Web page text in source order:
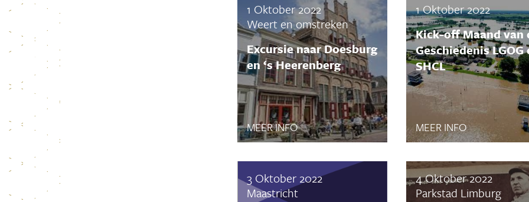
1 Oktober 2022
Weert en omstreken
Excursie naar Doesburg
en ‘s Heerenberg
MEER INFO
1 Oktober 2022
Kick-off Maand van
Geschiedenis LGOG
SHCL
MEER INFO
3 Oktober 2022
Maastricht
4 Oktober 2022
Parkstad Limburg